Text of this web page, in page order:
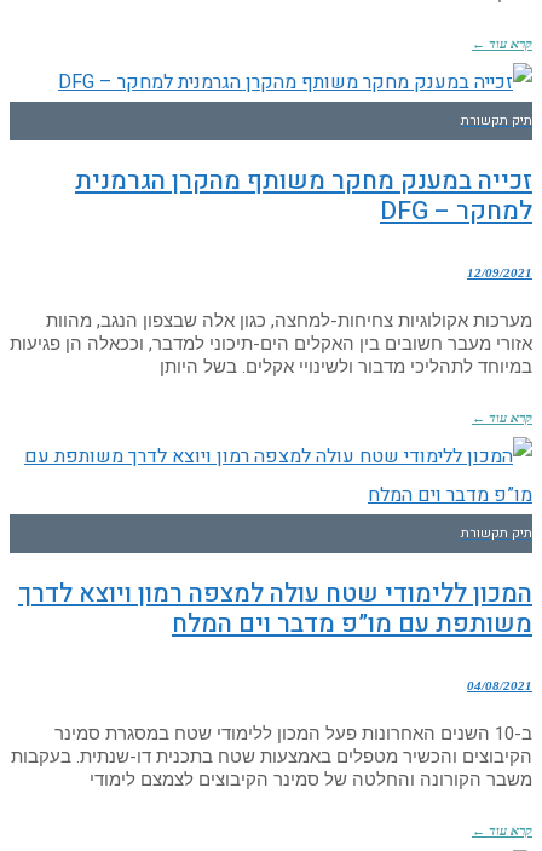
קרא עוד ←
תיק תקשורת
זכייה במענק מחקר משותף מהקרן הגרמנית
למחקר – DFG
12/09/2021
מערכות אקולוגיות צחיחות-למחצה, כגון אלה שבצפון הנגב, מהוות
אזורי מעבר חשובים בין האקלים הים-תיכוני למדבר, וככאלה הן פגיעות
במיוחד לתהליכי מדבור ולשינויי אקלים. בשל היותן
קרא עוד ←
תיק תקשורת
המכון ללימודי שטח עולה למצפה רמון ויוצא לדרך
משותפת עם מו”פ מדבר וים המלח
04/08/2021
ב-10 השנים האחרונות פעל המכון ללימודי שטח במסגרת סמינר
הקיבוצים והכשיר מטפלים באמצעות שטח בתכנית דו-שנתית. בעקבות
משבר הקורונה והחלטה של סמינר הקיבוצים לצמצם לימודי
קרא עוד ←